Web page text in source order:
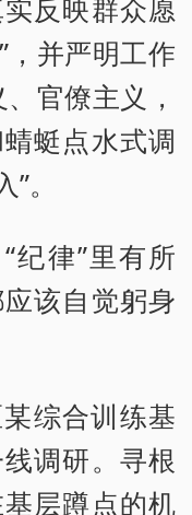
反映群众愿
并严明工作
官僚主义，
蜓点水式调
。
纪律”里有所
该自觉躬身
综合训练基
调研。寻根
层蹲点的机